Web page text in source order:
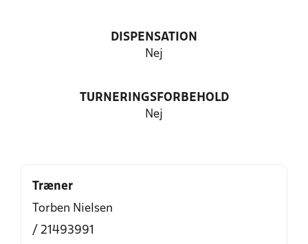
DISPENSATION
Nej
TURNERINGSFORBEHOLD
Nej
Træner
Torben Nielsen
/ 21493991